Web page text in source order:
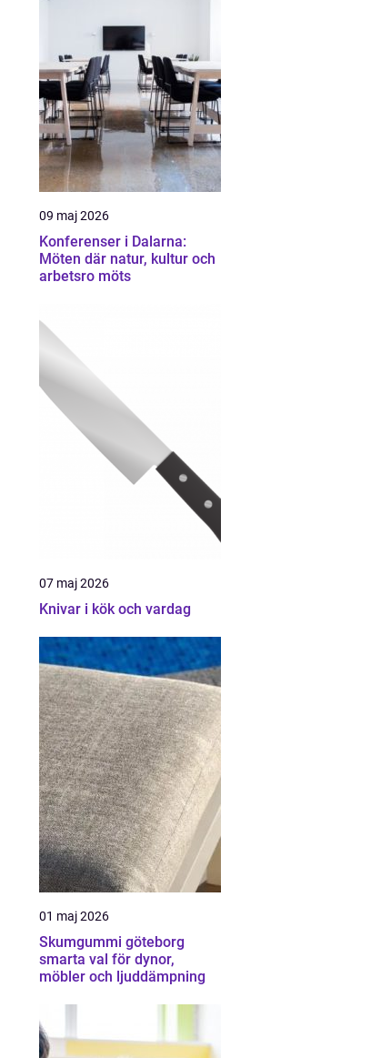
09 maj 2026
Konferenser i Dalarna:
Möten där natur, kultur och
arbetsro möts
07 maj 2026
Knivar i kök och vardag
01 maj 2026
Skumgummi göteborg
smarta val för dynor,
möbler och ljuddämpning